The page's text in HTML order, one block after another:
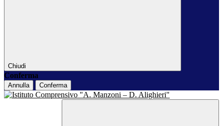
Chiudi
Conferma
Annulla Conferma